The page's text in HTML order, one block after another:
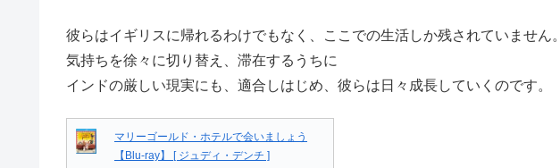
彼らはイギリスに帰れるわけでもなく、ここでの生活しか残されていません。
気持ちを徐々に切り替え、滞在するうちに
インドの厳しい現実にも、適合しはじめ、彼らは日々成長していくのです。
マリーゴールド・ホテルで会いましょう
【Blu-ray】 [ ジュディ・デンチ ]